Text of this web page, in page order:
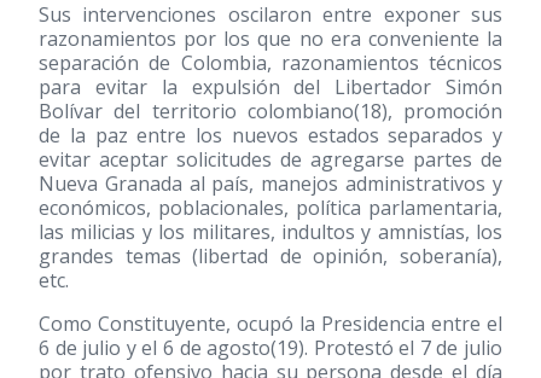
Sus intervenciones oscilaron entre exponer sus
razonamientos por los que no era conveniente la
separación de Colombia, razonamientos técnicos
para evitar la expulsión del Libertador Simón
Bolívar del territorio colombiano(18), promoción
de la paz entre los nuevos estados separados y
evitar aceptar solicitudes de agregarse partes de
Nueva Granada al país, manejos administrativos y
económicos, poblacionales, política parlamentaria,
las milicias y los militares, indultos y amnistías, los
grandes temas (libertad de opinión, soberanía),
etc.
Como Constituyente, ocupó la Presidencia entre el
6 de julio y el 6 de agosto(19). Protestó el 7 de julio
por trato ofensivo hacia su persona desde el día